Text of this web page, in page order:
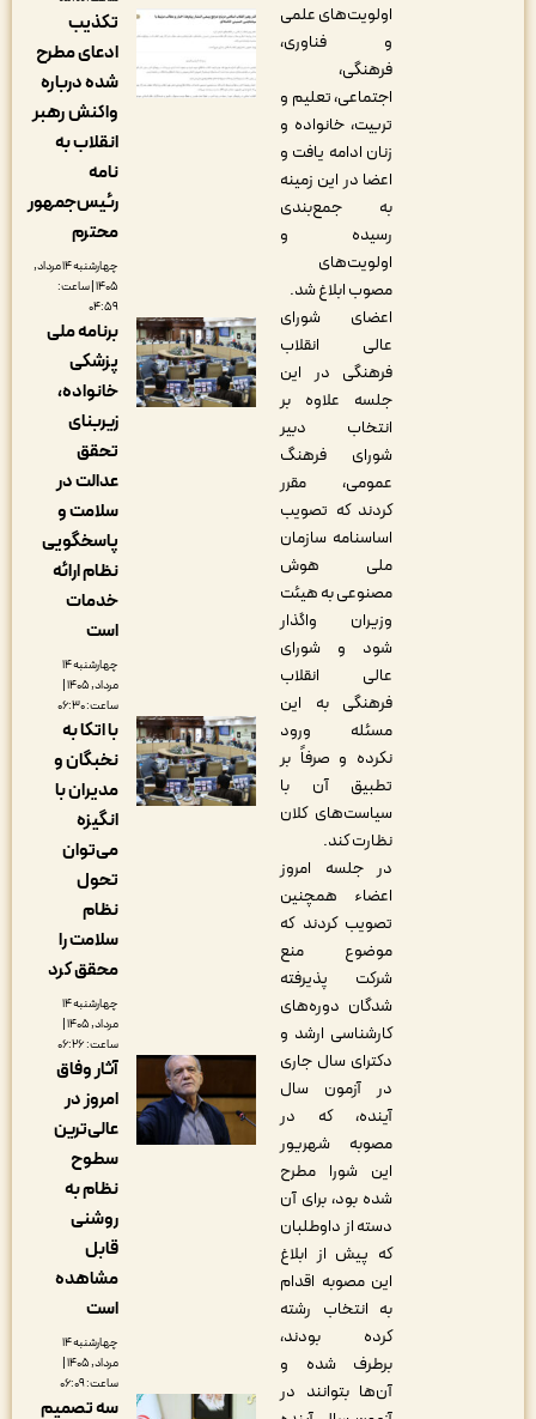
اولویت‌های علمی
و فناوری،
فرهنگی،
اجتماعی، تعلیم و
تربیت، خانواده و
زنان ادامه یافت و
اعضا در این زمینه
به جمع‌بندی
رسیده و
اولویت‌های
مصوب ابلاغ شد.
اعضای شورای‌
عالی انقلاب
فرهنگی در این
جلسه علاوه بر
انتخاب دبیر
شورای فرهنگ
عمومی، مقرر
کردند که تصویب
اساسنامه سازمان
ملی هوش
مصنوعی به هیئت
وزیران واگذار
شود و شورای‌
عالی انقلاب
فرهنگی به این
مسئله ورود
نکرده و صرفاً بر
تطبیق آن با
سیاست‌های کلان
نظارت کند.
در جلسه امروز
اعضاء همچنین
تصویب کردند که
موضوع منع
شرکت پذیرفته
شدگان دوره‌های
کارشناسی ارشد و
دکترای سال جاری
در آزمون سال
آینده، که در
مصوبه شهریور
این شورا مطرح
شده بود، برای آن
دسته از داوطلبان
که پیش از ابلاغ
این مصوبه اقدام
به انتخاب رشته
کرده بودند،
برطرف شده و
آن‌ها بتوانند در
تکذیب
ادعای مطرح
شده درباره
واکنش رهبر
انقلاب به
رئیس‌جمهور
چهارشنبه ۱۴ مرداد,
۱۴۰۵ | ساعت:
برنامه ملی
پزشکی
خانواده،
عدالت در
سلامت و
پاسخگویی
نظام ارائه
چهارشنبه ۱۴
مرداد, ۱۴۰۵ |
با اتکا به
نخبگان و
مدیران با
می‌توان
سلامت را
محقق کرد
چهارشنبه ۱۴
مرداد, ۱۴۰۵ |
آثار وفاق
امروز در
عالی‌ترین
نظام به
مشاهده
چهارشنبه ۱۴
مرداد, ۱۴۰۵ |
سه تصمیم